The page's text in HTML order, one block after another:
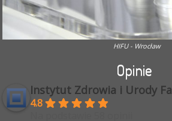
HIFU - Wrocław
Opinie
Instytut Zdrowia i Urody
4.8